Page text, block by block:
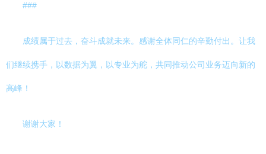
###
成绩属于过去，奋斗成就未来。感谢全体同仁的辛勤付出。让我
们继续携手，以数据为翼，以专业为舵，共同推动公司业务迈向新的
高峰！
谢谢大家！